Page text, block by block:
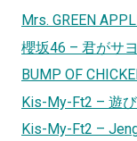
Mrs. GREEN
櫻坂46 – 君がサ
BUMP OF
Kis-My-Ft2 – 遊
Kis-My-Ft2 –